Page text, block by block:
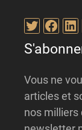
Twitter
Vous ne
articles et
nos milliers